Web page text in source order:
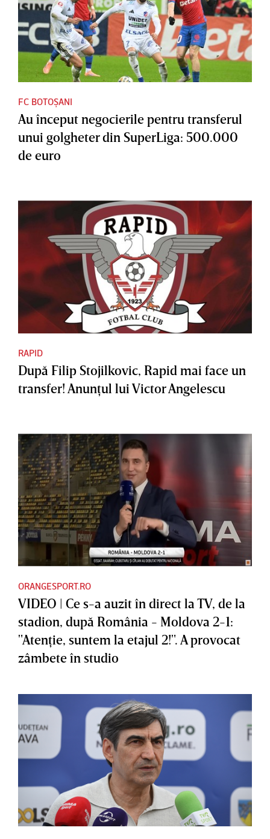
FC BOTOȘANI
Au început negocierile pentru transferul
unui golgheter din SuperLiga: 500.000
de euro
RAPID
După Filip Stojilkovic, Rapid mai face un
transfer! Anunţul lui Victor Angelescu
ORANGESPORT.RO
VIDEO | Ce s-a auzit în direct la TV, de la
stadion, după România - Moldova 2-1:
"Atenţie, suntem la etajul 2!". A provocat
zâmbete în studio